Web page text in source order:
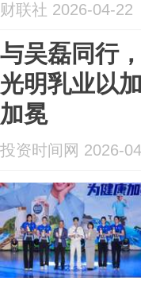
财联社 2026-04-22
与吴磊同行
光明乳业以
加冕
投资时间网 2026-